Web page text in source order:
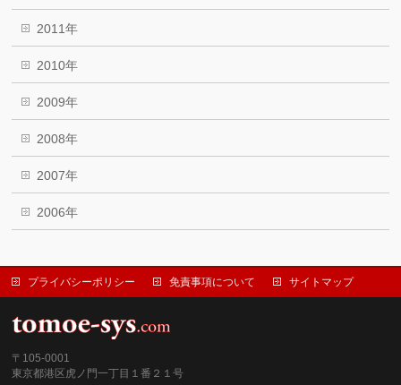
2011年
2010年
2009年
2008年
2007年
2006年
プライバシーポリシー 免責事項について サイトマップ
〒105-0001
東京都港区虎ノ門一丁目１番２１号